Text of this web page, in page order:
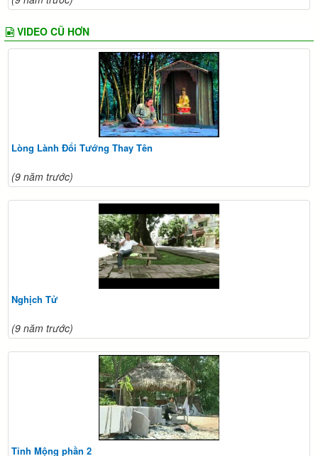
VIDEO CŨ HƠN
Lòng Lành Đổi Tướng Thay Tên
(9 năm trước)
Nghịch Tử
(9 năm trước)
Tỉnh Mộng phần 2